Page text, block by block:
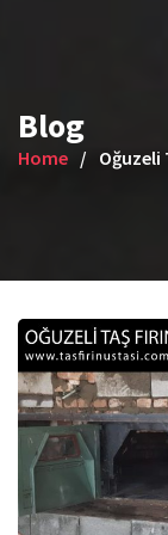
Blog
Home Oğuzeli